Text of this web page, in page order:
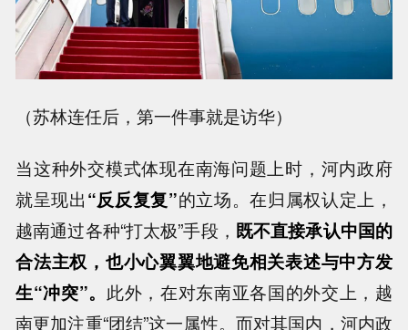
（苏林连任后，第一件事就是访华）
当这种外交模式体现在南海问题上时，河内政府
就呈现出“反反复复”的立场。在归属权认定上，
越南通过各种“打太极”手段， 既不直接承认中国的
合法主权，也小心翼翼地避免相关表述与中方发
生“冲突”。 此外，在对东南亚各国的外交上，越
南更加注重“团结”这一属性。而对其国内，河内政